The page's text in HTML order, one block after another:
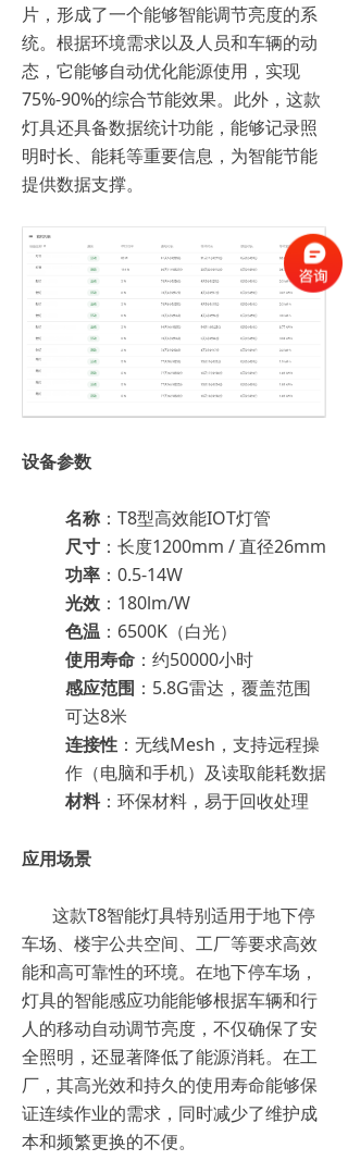
片，形成了一个能够智能调节亮度的系
统。根据环境需求以及人员和车辆的动
态，它能够自动优化能源使用，实现
75%-90%的综合节能效果。此外，这款
灯具还具备数据统计功能，能够记录照
明时长、能耗等重要信息，为智能节能
提供数据支撑。
设备参数
名称 ：T8型高效能IOT灯管
尺寸 ：长度1200mm / 直径26mm
功率 ：0.5-14W
光效 ：180lm/W
色温 ：6500K（白光）
使用寿命 ：约50000小时
感应范围 ：5.8G雷达，覆盖范围
可达8米
连接性 ：无线Mesh，支持远程操
作（电脑和手机）及读取能耗数据
材料：环保材料，易于回收处理
应用场景
这款T8智能灯具特别适用于地下停
车场、楼宇公共空间、工厂等要求高效
能和高可靠性的环境。在地下停车场，
灯具的智能感应功能能够根据车辆和行
人的移动自动调节亮度，不仅确保了安
全照明，还显著降低了能源消耗。在工
厂，其高光效和持久的使用寿命能够保
证连续作业的需求，同时减少了维护成
本和频繁更换的不便。